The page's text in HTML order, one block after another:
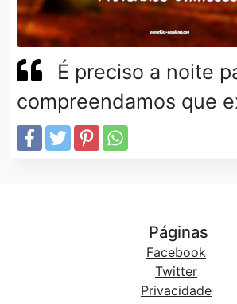
É preciso a noite
compreendamos que
Páginas
Facebook
Twitter
Privacidade